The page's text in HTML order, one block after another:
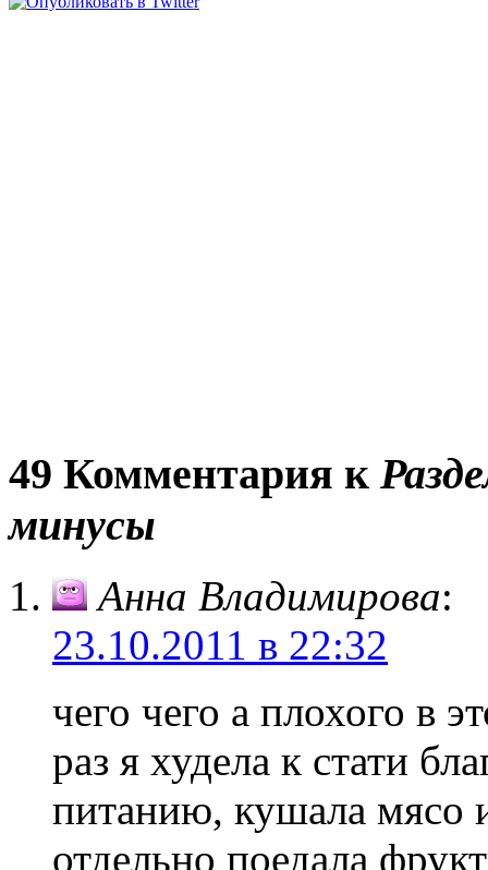
49 Комментария к
минусы
Анна Владимирова:
23.10.2011 в 22:32
чего чего а плохого в
раз я худела к стати
питанию, кушала мясо
отдельно поедала